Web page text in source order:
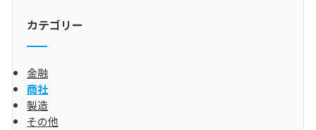
カテゴリー
金融
商社
製造
その他